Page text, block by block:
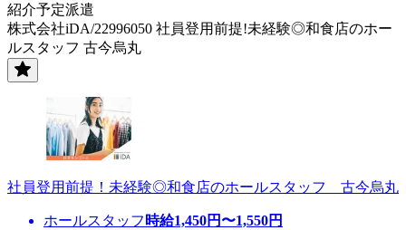
紹介予定派遣
株式会社iDA/22996050 社員登用前提!未経験◎和食店のホー
ルスタッフ 古今烏丸
社員登用前提！未経験◎和食店のホールスタッフ 古今烏丸
ホールスタッフ 時給1,450円〜1,550円